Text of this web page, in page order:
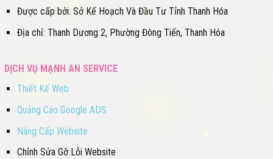
Được cấp bởi: Sở Kế Hoạch Và Đầu Tư Tỉnh Thanh Hóa
Địa chỉ: Thanh Dương 2, Phường Đông Tiến, Thanh Hóa
DỊCH VỤ MẠNH AN SERVICE
Thiết Kế Web
Quảng Cáo Google ADS
Nâng Cấp Website
Chỉnh Sửa Gỡ Lỗi Website